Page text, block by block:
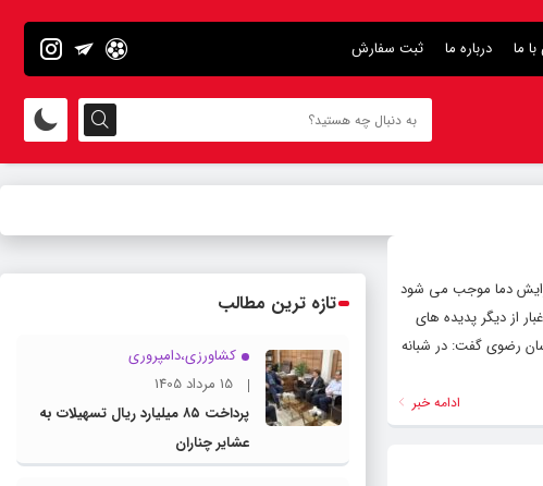
ما درباره ما ثبت سفارش
دما موجب می شود
وقوع گرد و غبار از دیگر پدیده های
رضوی گفت: در شبانه
ادامه خبر
تازه ترین مطالب
کشاورزی،دامپروری
15 مرداد 1405
پرداخت ۸۵ میلیارد ریال تسهیلات به
عشایر چناران